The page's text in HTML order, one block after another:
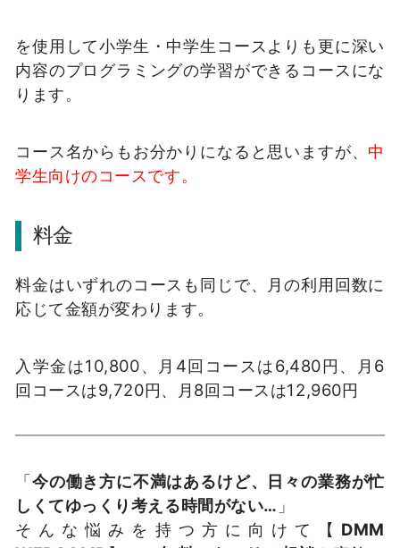
を使用して小学生・中学生コースよりも更に深い
内容のプログラミングの学習ができるコースにな
ります。
コース名からもお分かりになると思いますが、 中
学生向けのコースです。
料金
料金はいずれのコースも同じで、月の利用回数に
応じて金額が変わります。
入学金は10,800、月4回コースは6,480円、月6
回コースは9,720円、月8回コースは12,960円
「今の働き方に不満はあるけど、日々の業務が忙
しくてゆっくり考える時間がない… 」
そんな悩みを持つ方に向けて【 DMM